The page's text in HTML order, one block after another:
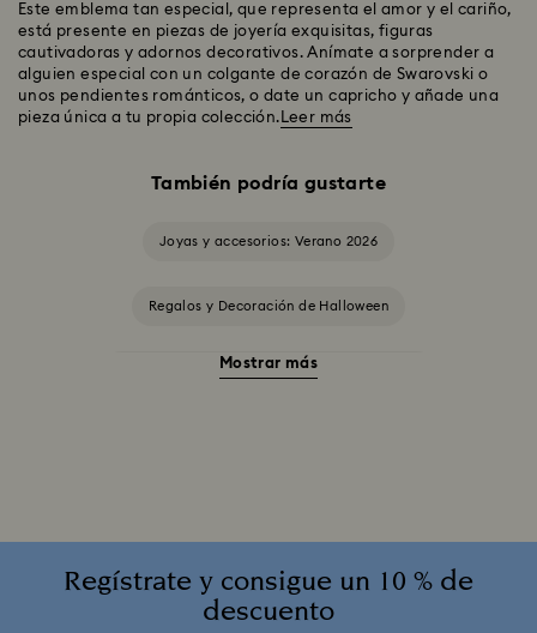
Este emblema tan especial, que representa el amor y el cariño,
está presente en piezas de joyería exquisitas, figuras
cautivadoras y adornos decorativos. Anímate a sorprender a
alguien especial con un colgante de corazón de Swarovski o
unos pendientes románticos, o date un capricho y añade una
pieza única a tu propia colección. Leer más
También podría gustarte
Joyas y accesorios: Verano 2026
Regalos y Decoración de Halloween
Accesorios y Figuritas de El gato de Cheshire
Mostrar más
Regístrate y consigue un 10 % de
descuento